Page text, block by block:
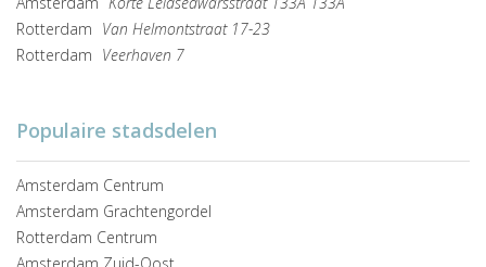
Rotterdam Van Helmontstraat 17-23
Rotterdam Veerhaven 7
Populaire stadsdelen
Amsterdam Centrum
Amsterdam Grachtengordel
Rotterdam Centrum